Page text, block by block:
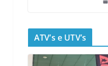
ATV’s e UTV’s